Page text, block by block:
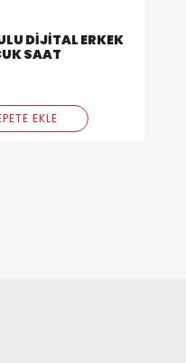
DIJITAL ERKEK
SAAT
EKLE